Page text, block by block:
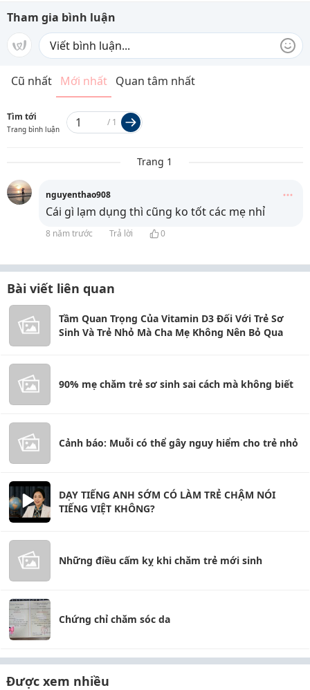
Tham gia bình luận
Cũ nhất Mới nhất Quan tâm nhất
Tìm tới
Trang bình luận
/ 1
Trang 1
nguyenthao908
Cái gì lạm dụng thì cũng ko tốt các mẹ nhỉ
8 năm trước Trả lời 0
Bài viết liên quan
Tầm Quan Trọng Của Vitamin D3 Đối Với Trẻ Sơ
Sinh Và Trẻ Nhỏ Mà Cha Mẹ Không Nên Bỏ Qua
90% mẹ chăm trẻ sơ sinh sai cách mà không biết
Cảnh báo: Muỗi có thể gây nguy hiểm cho trẻ nhỏ
DẠY TIẾNG ANH SỚM CÓ LÀM TRẺ CHẬM NÓI
TIẾNG VIỆT KHÔNG?
Những điều cấm kỵ khi chăm trẻ mới sinh
Chứng chỉ chăm sóc da
Được xem nhiều